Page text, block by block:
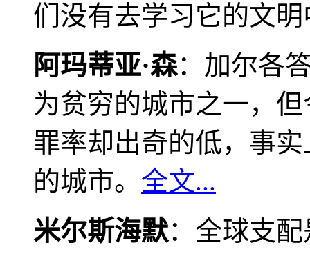
们没有去学习它的文
阿玛蒂亚·森：加尔各
为贫穷的城市之一，
罪率却出奇的低，事
的城市。 全文...
米尔斯海默：全球支